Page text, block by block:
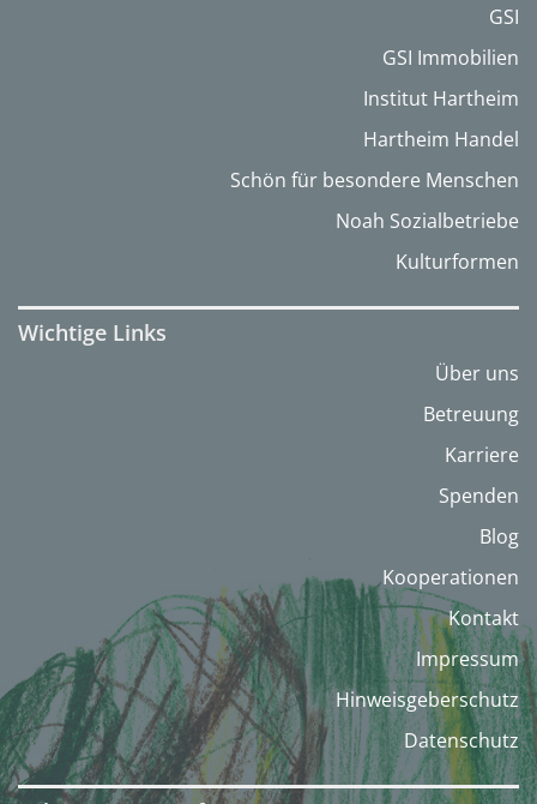
GSI
GSI Immobilien
Institut Hartheim
Hartheim Handel
Schön für besondere Menschen
Noah Sozialbetriebe
Kulturformen
Wichtige Links
Über uns
Betreuung
Karriere
Spenden
Blog
Kooperationen
Kontakt
Impressum
Hinweisgeberschutz
Datenschutz